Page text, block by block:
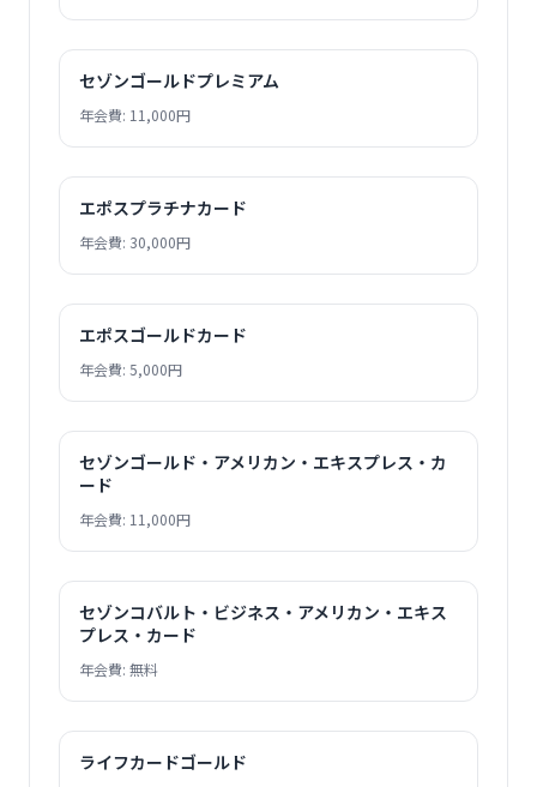
セゾンゴールドプレミアム
年会費: 11,000円
エポスプラチナカード
年会費: 30,000円
エポスゴールドカード
年会費: 5,000円
セゾンゴールド・アメリカン・エキスプレス・カ
ード
年会費: 11,000円
セゾンコバルト・ビジネス・アメリカン・エキス
プレス・カード
年会費: 無料
ライフカードゴールド